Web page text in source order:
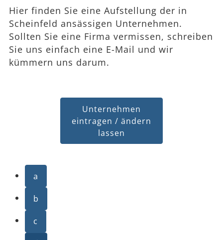
Hier finden Sie eine Aufstellung der in
Scheinfeld ansässigen Unternehmen.
Sollten Sie eine Firma vermissen, schreiben
Sie uns einfach eine E-Mail und wir
kümmern uns darum.
Unternehmen
eintragen / ändern
lassen
a
b
c